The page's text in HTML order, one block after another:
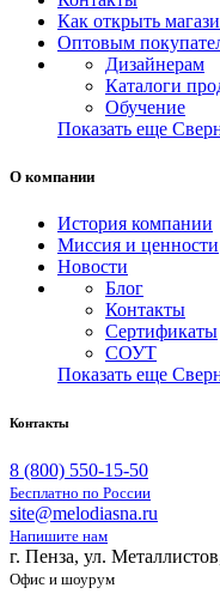
Как открыть
Оптовым
Дизайнерам
Каталоги
Обучение
Показать еще
О компании
История компании
Миссия и ценности
Новости
Блог
Контакты
Сертификаты
СОУТ
Показать еще
Контакты
8 (800) 550-15-50
Бесплатно по России
site@melodiasna.ru
Напишите нам
г. Пенза, ул.
Офис и шоурум